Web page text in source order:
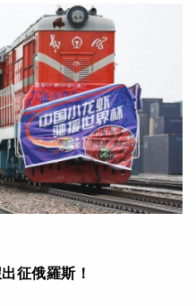
征俄羅斯！